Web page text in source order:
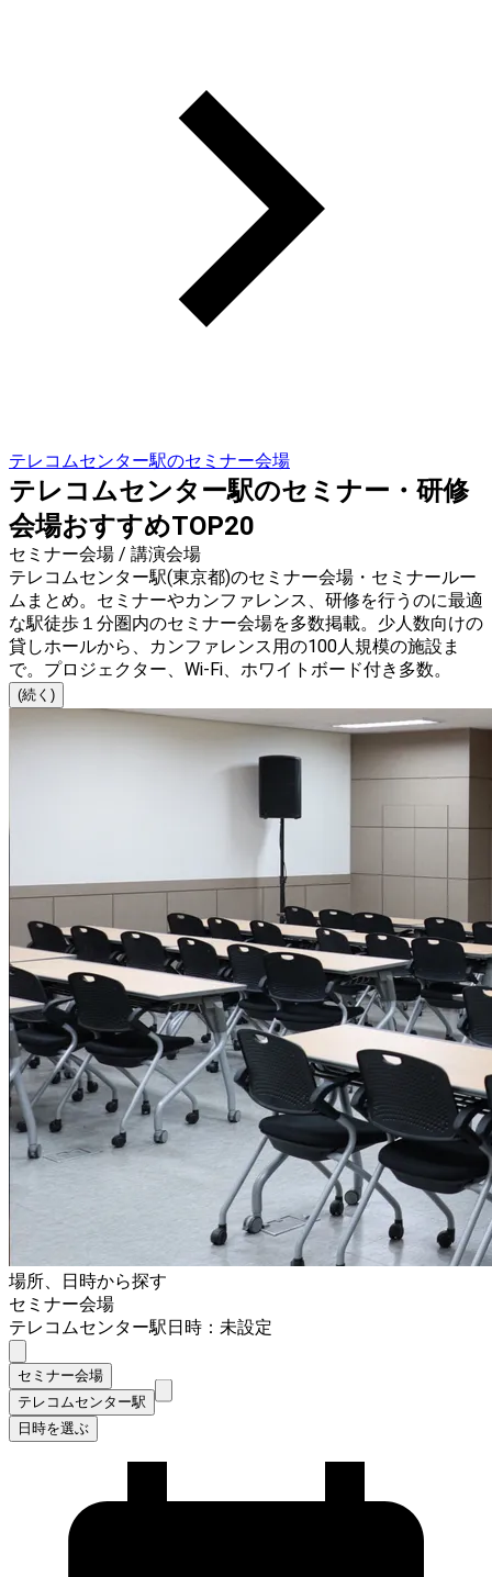
テレコムセンター駅のセミナー会場
テレコムセンター駅のセミナー・研修
会場おすすめTOP20
セミナー会場 / 講演会場
テレコムセンター駅(東京都)のセミナー会場・セミナールー
ムまとめ。セミナーやカンファレンス、研修を行うのに最適
な駅徒歩１分圏内のセミナー会場を多数掲載。少人数向けの
貸しホールから、カンファレンス用の100人規模の施設ま
で。プロジェクター、Wi-Fi、ホワイトボード付き多数。
(続く)
場所、日時から探す
セミナー会場
テレコムセンター駅日時：未設定
セミナー会場
テレコムセンター駅
日時を選ぶ